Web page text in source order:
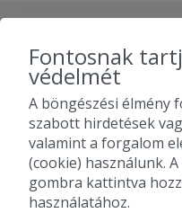
További
Rántotthús Futár
- Diósd
Fontosnak
védelmét
A böngészési élmény
szabott hirdetések
valamint a forgalom
(cookie) használunk.
gombra kattintva
használatához.